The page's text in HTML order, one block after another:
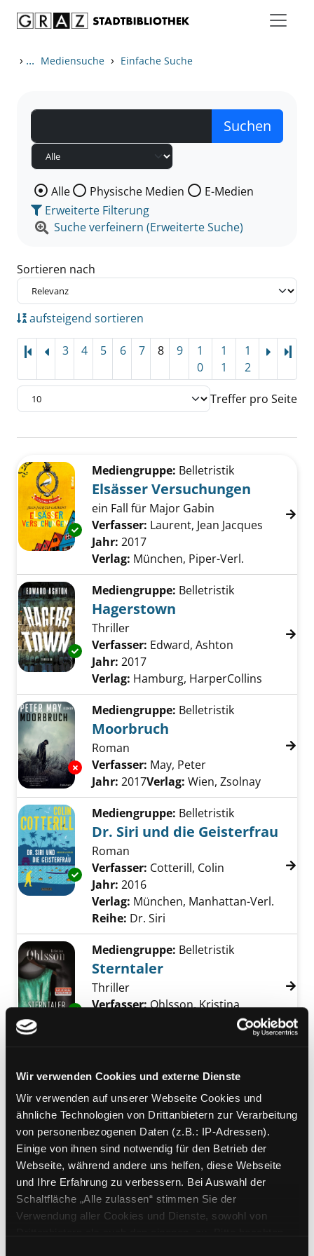
Wir verwenden Cookies und externe Dienste
Wir verwenden auf unserer Webseite Cookies und
ähnliche Technologien von Drittanbietern zur Verarbeitung
von personenbezogenen Daten (z.B.: IP-Adressen).
Einige von ihnen sind notwendig für den Betrieb der
Webseite, während andere uns helfen, diese Webseite
und Ihre Erfahrung zu verbessern. Bei Auswahl der
Schaltfläche „Alle zulassen“ stimmen Sie der
Verwendung aller Cookies und Dienste, sowohl von
› ... Mediensuche › Einfache Suche
Wählen Sie die Medienart nach der Sie suchen wollen.
Alle Physische Medien
E-Medien
Erweiterte Filterung
Suche verfeinern (Erweiterte Suche)
Sortieren nach
aufsteigend sortieren
3 4 5 6 7 8 9
1
0
1
1
1
2
Treffer pro Seite
Zu den Suchfiltern springen
Exemplar-Details von Elsässer
Mediengruppe: Belletristik
Elsässer Versuchungen
ein Fall für Major Gabin
Verfasser: Laurent, Jean Jacques
Jahr: 2017
Verlag: München, Piper-Verl.
Exemplar-Details von Hagerstown anzeigen
Mediengruppe: Belletristik
Hagerstown
Thriller
Verfasser: Edward, Ashton
Jahr: 2017
Verlag: Hamburg, HarperCollins
Exemplar-Details von Moorbruch anzeigen
Mediengruppe: Belletristik
Moorbruch
Roman
Verfasser: May, Peter
Jahr: 2017Verlag: Wien, Zsolnay
Exemplar-Details von Dr. Siri und die
Mediengruppe: Belletristik
Dr. Siri und die Geisterfrau
Roman
Verfasser: Cotterill, Colin Suche nach
Jahr: 2016
Verlag: München, Manhattan-Verl.
Reihe: Dr. Siri
Exemplar-Details von Sterntaler anzeigen
Mediengruppe: Belletristik
Sterntaler
Thriller
Verfasser:Ohlsson, KristinaSuche nach
München, Limes
Exemplar-Details von The calling of the
The calling of the grave
Thriller
Verfasser:Beckett, Simon
Suche nach
Jahr:
2010
Verlag:
New York, Bantam Books
Reihe:
David Hunter; 4
Mediengruppe:Belletristik
Mörderische Aussichten